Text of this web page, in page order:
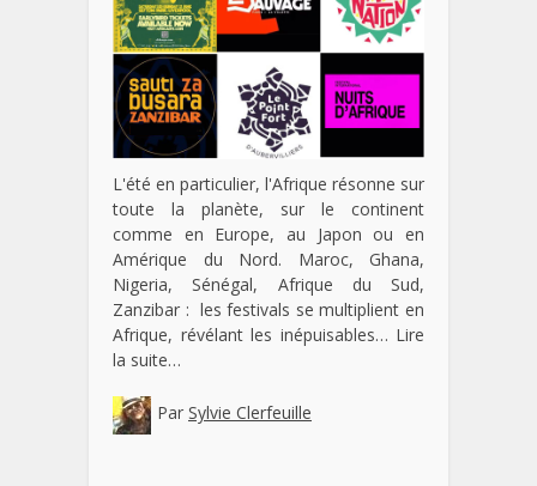
L'été en particulier, l'Afrique résonne sur
toute la planète, sur le continent
comme en Europe, au Japon ou en
Amérique du Nord. Maroc, Ghana,
Nigeria, Sénégal, Afrique du Sud,
Zanzibar : les festivals se multiplient en
Afrique, révélant les inépuisables… Lire
la suite…
Par Sylvie Clerfeuille